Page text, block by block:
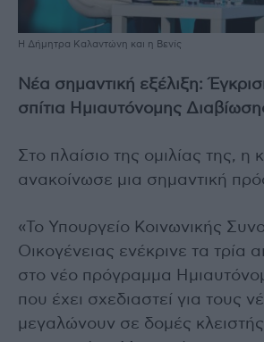
Η Δήμητρα Καλαντώνη και η Βενίς
Νέα σημαντική εξέλιξη:
σπίτια Ημιαυτόνομης
Στο πλαίσιο της ομιλίας της,
ανακοίνωσε μια σημαντική
«Το Υπουργείο Κοινωνικής
Οικογένειας ενέκρινε τα τρία
στο νέο πρόγραμμα
που έχει σχεδιαστεί για τους
μεγαλώνουν σε δομές κλειστής